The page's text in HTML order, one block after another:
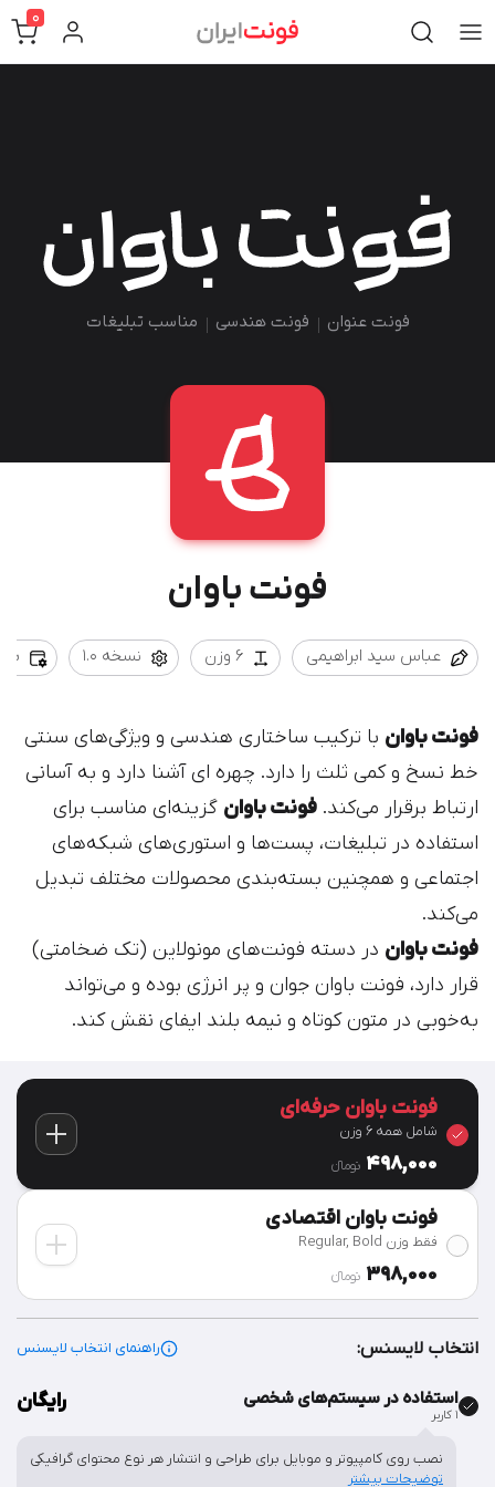
0
فونت عنوان فونت هندسی مناسب تبلیغات
فونت باوان
عباس سید ابراهیمی 6 وزن نسخه 1.0
فونت باوان با ترکیب ساختاری هندسی و ویژگی‌های سنتی
خط نسخ و کمی ثلث را دارد. چهره ای آشنا دارد و به آسانی
ارتباط برقرار می‌کند. فونت باوان گزینه‌ای مناسب برای
استفاده در تبلیغات، پست‌ها و استوری‌های شبکه‌های
اجتماعی و همچنین بسته‌بندی محصولات مختلف تبدیل
می‌کند.
فونت باوان در دسته فونت‌های مونولاین (تک ضخامتی)
قرار دارد، فونت باوان جوان و پر انرژی بوده و می‌تواند
به‌خوبی در متون کوتاه و نیمه بلند ایفای نقش کند.
فونت باوان حرفه‌ای
شامل همه 6 وزن
498,000 تومان‫ء‬
فونت باوان اقتصادی
فقط وزن Regular, Bold
398,000 تومان‫ء‬
انتخاب لایسنس: راهنمای انتخاب لایسنس
استفاده در سیستم‌های شخصی
۱ کاربر
رایگان
نصب روی کامپیوتر و موبایل برای طراحی و انتشار هر نوع محتوای گرافیکی
توضیحات بیشتر